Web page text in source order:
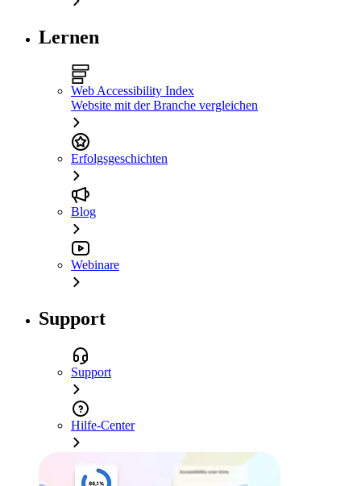
Lernen
Web Accessibility Index
Website mit der Branche vergleichen
Erfolgsgeschichten
Blog
Webinare
Support
Support
Hilfe-Center